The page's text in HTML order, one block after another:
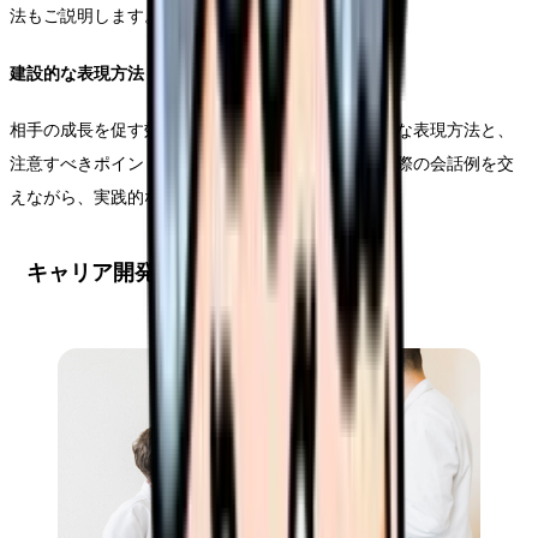
法もご説明します。
建設的な表現方法
相手の成長を促す効果的なフィードバックの具体的な表現方法と、
注意すべきポイントについて詳しく解説します。実際の会話例を交
えながら、実践的な方法をお伝えします。
キャリア開発支援